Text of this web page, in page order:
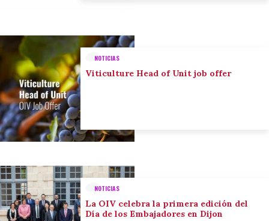
NOTICIAS
Viticulture Head of Unit job offer
NOTICIAS
La OIV celebra la primera edición del
Día de los Embajadores en Dijon